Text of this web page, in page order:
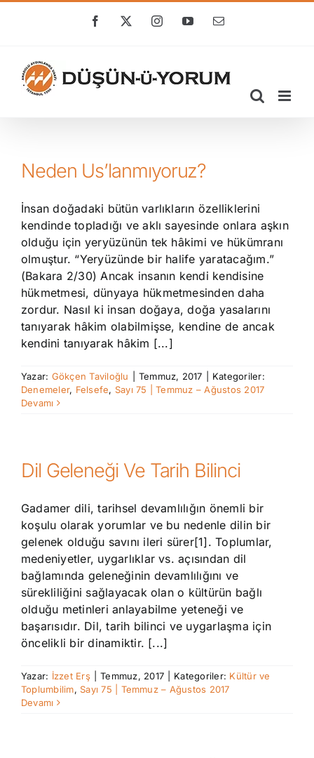
Facebook
X InstagramYouTube
E-
Neden Us’lanmıyoruz?
İnsan doğadaki bütün varlıkların özelliklerini
kendinde topladığı ve aklı sayesinde onlara aşkın
olduğu için yeryüzünün tek hâkimi ve hükümranı
olmuştur. “Yeryüzünde bir halife yaratacağım.”
(Bakara 2/30) Ancak insanın kendi kendisine
hükmetmesi, dünyaya hükmetmesinden daha
zordur. Nasıl ki insan doğaya, doğa yasalarını
tanıyarak hâkim olabilmişse, kendine de ancak
kendini tanıyarak hâkim [...]
Yazar: Gökçen Taviloğlu Temmuz, 2017
Kategoriler:
Denemeler, Felsefe, Sayı 75 | Temmuz – Ağustos 2017
Devamı
Dil Geleneği Ve Tarih Bilinci
Gadamer dili, tarihsel devamlılığın önemli bir
koşulu olarak yorumlar ve bu nedenle dilin bir
gelenek olduğu savını ileri sürer[1]. Toplumlar,
medeniyetler, uygarlıklar vs. açısından dil
bağlamında geleneğinin devamlılığını ve
sürekliliğini sağlayacak olan o kültürün bağlı
olduğu metinleri anlayabilme yeteneği ve
başarısıdır. Dil, tarih bilinci ve uygarlaşma için
öncelikli bir dinamiktir. [...]
Yazar: İzzet Erş Temmuz, 2017 Kategoriler: Kültür ve
Toplumbilim, Sayı 75 | Temmuz – Ağustos 2017
Devamı